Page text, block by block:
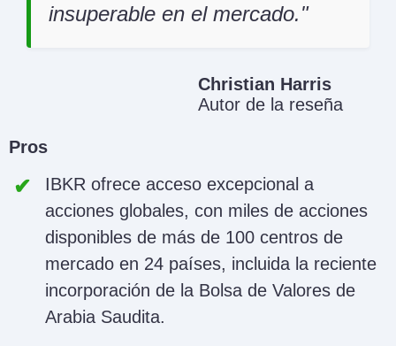
insuperable en el mercado.
Christian Harris
Autor de la reseña
Pros
IBKR ofrece acceso excepcional a
acciones globales, con miles de acciones
disponibles de más de 100 centros de
mercado en 24 países, incluida la reciente
incorporación de la Bolsa de Valores de
Arabia Saudita.